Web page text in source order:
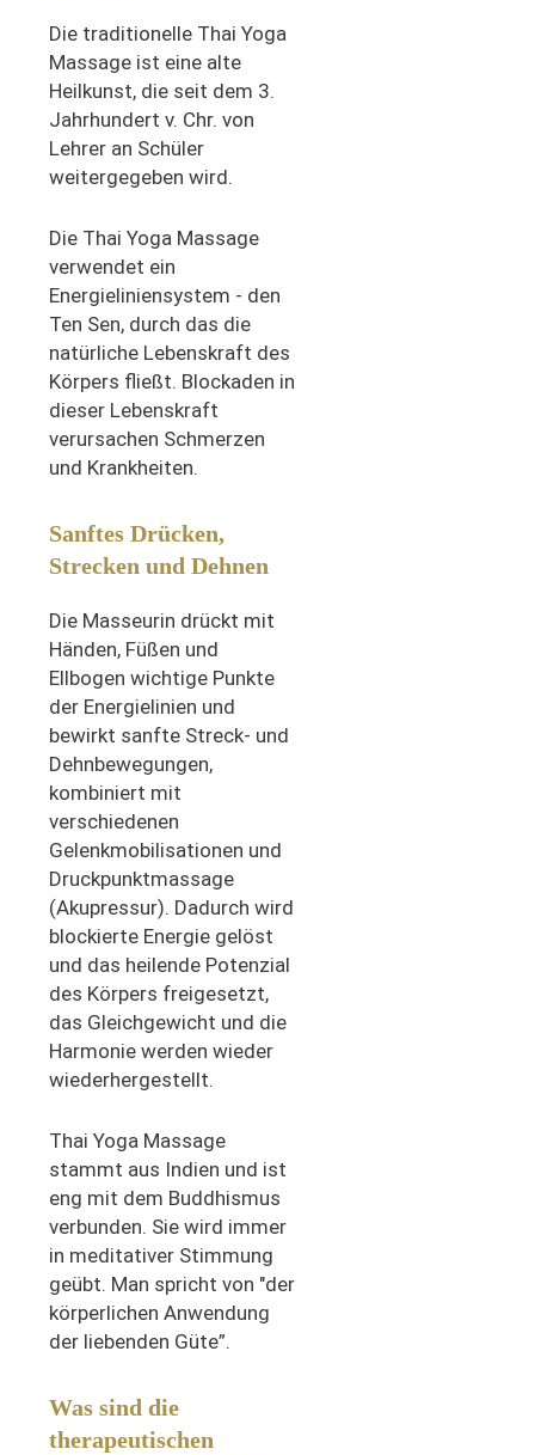
Die traditionelle Thai Yoga
Massage ist eine alte
Heilkunst, die seit dem 3.
Jahrhundert v. Chr. von
Lehrer an Schüler
weitergegeben wird.
Die Thai Yoga Massage
verwendet ein
Energieliniensystem - den
Ten Sen, durch das die
natürliche Lebenskraft des
Körpers fließt. Blockaden in
dieser Lebenskraft
verursachen Schmerzen
und Krankheiten.
Sanftes Drücken,
Strecken und Dehnen
Die Masseurin drückt mit
Händen, Füßen und
Ellbogen wichtige Punkte
der Energielinien und
bewirkt sanfte Streck- und
Dehnbewegungen,
kombiniert mit
verschiedenen
Gelenkmobilisationen und
Druckpunktmassage
(Akupressur). Dadurch wird
blockierte Energie gelöst
und das heilende Potenzial
des Körpers freigesetzt,
das Gleichgewicht und die
Harmonie werden wieder
wiederhergestellt.
Thai Yoga Massage
stammt aus Indien und ist
eng mit dem Buddhismus
verbunden. Sie wird immer
in meditativer Stimmung
geübt. Man spricht von "der
körperlichen Anwendung
der liebenden Güte”.
Was sind die
therapeutischen